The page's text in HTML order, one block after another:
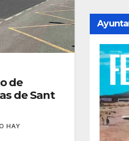
de
de Sant
HAY